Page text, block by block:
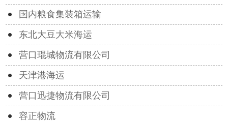
国内粮食集装箱运输
东北大豆大米海运
营口琨城物流有限公司
天津港海运
营口迅捷物流有限公司
容正物流